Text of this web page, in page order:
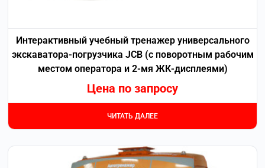
Интерактивный учебный тренажер универсального
экскаватора-погрузчика JCB (с поворотным рабочим
местом оператора и 2-мя ЖК-дисплеями)
Цена по запросу
ЧИТАТЬ ДАЛЕЕ